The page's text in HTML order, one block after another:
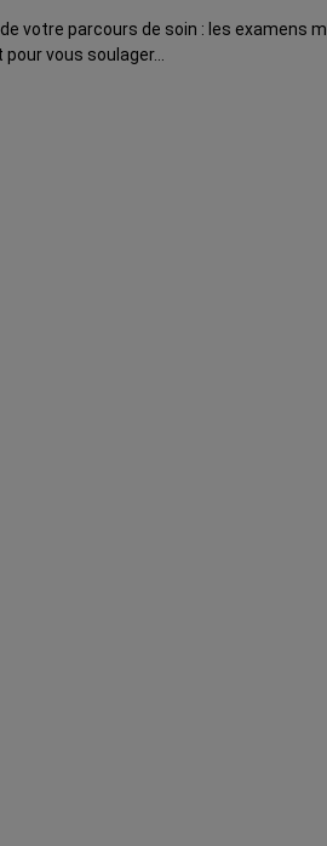
votre parcours de soin : les examens
vous soulager…